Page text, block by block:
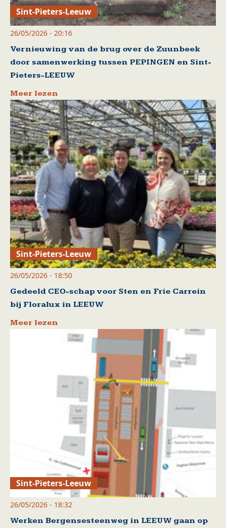
Sint-Pieters-Leeuw
26/05/2026 - 20:16
Vernieuwing van de brug over de Zuunbeek
door samenwerking tussen PEPINGEN en Sint-
Pieters-LEEUW
Meer lezen
Sint-Pieters-Leeuw
26/05/2026 - 18:50
Gedeeld CEO-schap voor Sten en Frie Carrein
bij Floralux in LEEUW
Meer lezen
Sint-Pieters-Leeuw
26/05/2026 - 18:32
Werken Bergensesteenweg in LEEUW gaan op